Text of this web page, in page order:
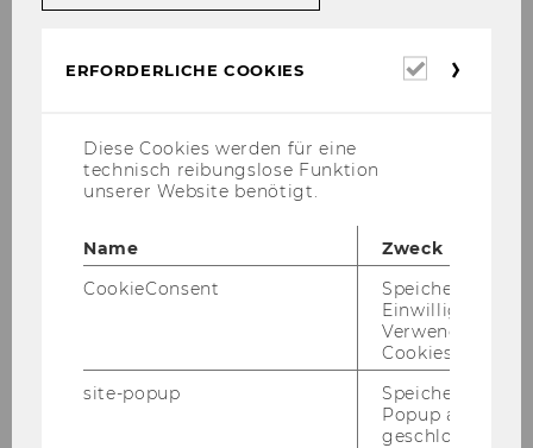
Haslwanter, LL.M. (WU)
Univ.-Ass. post doc Dr. Markus
RA Priv.-Doz. Dr. Roland Kier
Ri Dr. Patrick Madl, LL.M. (WU),
BSc (WU)
Alexandra Ramusch,
RA Mag. Mario Schmieder
ERFORDERLICHE COOKIES
Diese Cookies werden für eine
technisch reibungslose Funktion
unserer Website benötigt.
Name
Zweck
CookieConsent
Speichert Ihre
Einwilligung zur
Verwendung von
Cookies.
site-popup
Speichert ob ein
Popup
geschlossen